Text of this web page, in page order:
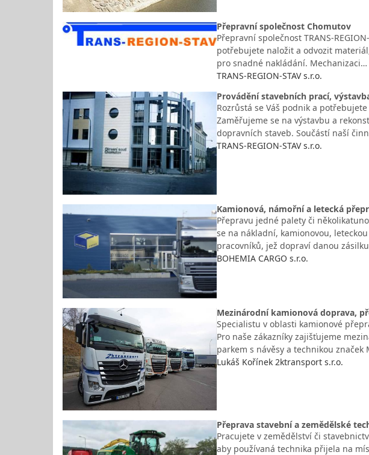
Přepravní společnost Chomutov
Přepravní společnost TRANS-
potřebujete naložit a odvozit
pro snadné nakládání. Mechanizaci…
TRANS-REGION-STAV s.r.o.
Provádění stavebních prací,
Rozrůstá se Váš podnik a
Zaměřujeme se na výstavbu a
dopravních staveb. Součástí naší
TRANS-REGION-STAV s.r.o.
Kamionová, námořní a letecká
Přepravu jedné palety či
se na nákladní, kamionovou,
pracovníků, jež dopraví danou
BOHEMIA CARGO s.r.o.
Mezinárodní kamionová doprava,
Specialistu v oblasti kamionové
Pro naše zákazníky zajišťujeme
parkem s návěsy a technikou značek
Lukáš Kořínek 2ktransport s.r.o.
Přeprava stavební a zemědělské
Pracujete v zemědělství či
aby používaná technika přijela na